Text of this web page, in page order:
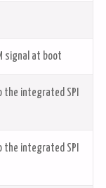
signal at boot
the integrated SPI
the integrated SPI